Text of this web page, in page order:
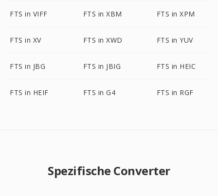
FTS in VIFF FTS in XBM FTS in XPM
FTS in XV FTS in XWD FTS in YUV
FTS in JBG FTS in JBIG FTS in HEIC
FTS in HEIF FTS in G4 FTS in RGF
Spezifische Converter